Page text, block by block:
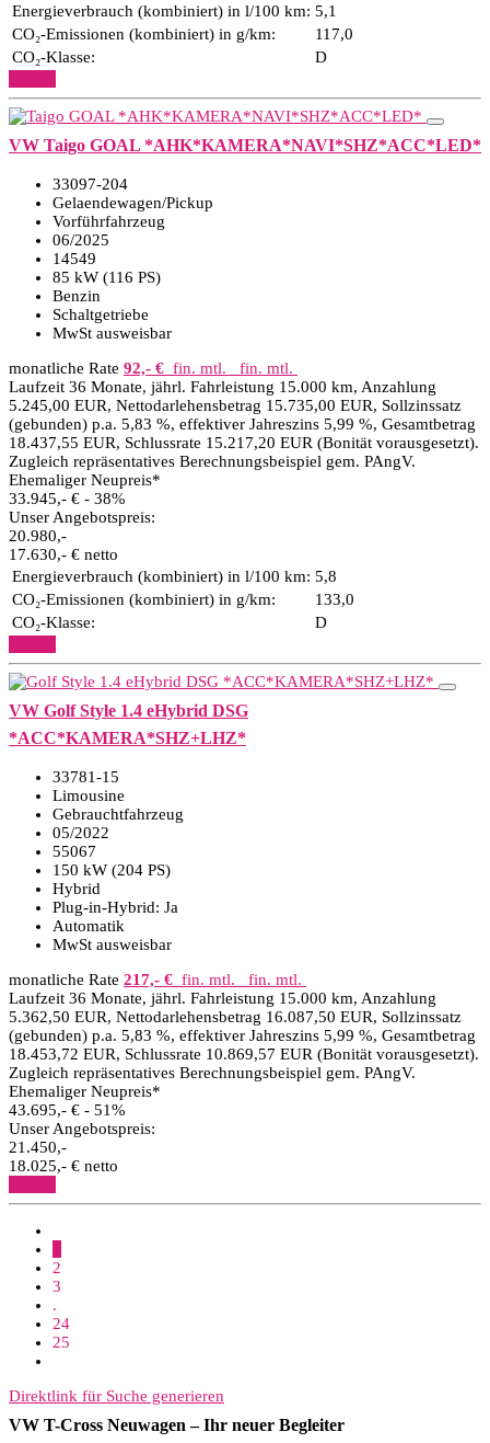
Energieverbrauch (kombiniert) in l/100 km: 5,1
CO₂-Emissionen (kombiniert) in g/km:
117,0
CO₂-Klasse:
D
VW Taigo GOAL *AHK*KAMERA*NAVI*SHZ*ACC*LED*
33097-204
Gelaendewagen/Pickup
Vorführfahrzeug
06/2025
14549
85 kW (116 PS)
Benzin
Schaltgetriebe
MwSt ausweisbar
monatliche Rate 92,- € fin. mtl.
fin. mtl.
Laufzeit 36 Monate, jährl. Fahrleistung 15.000 km, Anzahlung
5.245,00 EUR, Nettodarlehensbetrag 15.735,00 EUR, Sollzinssatz
(gebunden) p.a. 5,83 %, effektiver Jahreszins 5,99 %, Gesamtbetrag
18.437,55 EUR, Schlussrate 15.217,20 EUR (Bonität vorausgesetzt).
Zugleich repräsentatives Berechnungsbeispiel gem. PAngV.
Ehemaliger Neupreis*
33.945,- € - 38%
Unser Angebotspreis:
20.980,-
17.630,- € netto
Energieverbrauch (kombiniert) in l/100 km: 5,8
CO₂-Emissionen (kombiniert) in g/km:
133,0
CO₂-Klasse:
D
VW Golf Style 1.4 eHybrid DSG
*ACC*KAMERA*SHZ+LHZ*
33781-15
Limousine
Gebrauchtfahrzeug
05/2022
55067
150 kW (204 PS)
Hybrid
Plug-in-Hybrid: Ja
Automatik
MwSt ausweisbar
monatliche Rate 217,- € fin. mtl.
fin. mtl.
Laufzeit 36 Monate, jährl. Fahrleistung 15.000 km, Anzahlung
5.362,50 EUR, Nettodarlehensbetrag 16.087,50 EUR, Sollzinssatz
(gebunden) p.a. 5,83 %, effektiver Jahreszins 5,99 %, Gesamtbetrag
18.453,72 EUR, Schlussrate 10.869,57 EUR (Bonität vorausgesetzt).
Zugleich repräsentatives Berechnungsbeispiel gem. PAngV.
Ehemaliger Neupreis*
43.695,- € - 51%
Unser Angebotspreis:
21.450,-
18.025,- € netto
2
3
.
24
25
Direktlink für Suche generieren
VW T-Cross Neuwagen – Ihr neuer Begleiter